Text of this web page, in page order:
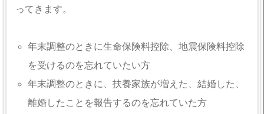
ってきます。
年末調整のときに生命保険料控除、地震保険料控除
を受けるのを忘れていたい方
年末調整のときに、扶養家族が増えた、結婚した、
離婚したことを報告するのを忘れていた方